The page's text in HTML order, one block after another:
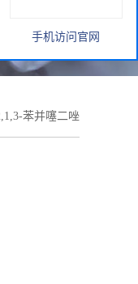
苯并噻二唑
手机访问官网